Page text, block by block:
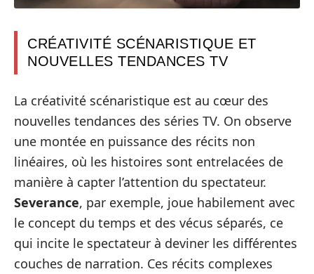
CRÉATIVITÉ SCÉNARISTIQUE ET
NOUVELLES TENDANCES TV
La créativité scénaristique est au cœur des
nouvelles tendances des séries TV. On observe
une montée en puissance des récits non
linéaires, où les histoires sont entrelacées de
manière à capter l’attention du spectateur.
Severance, par exemple, joue habilement avec
le concept du temps et des vécus séparés, ce
qui incite le spectateur à deviner les différentes
couches de narration. Ces récits complexes